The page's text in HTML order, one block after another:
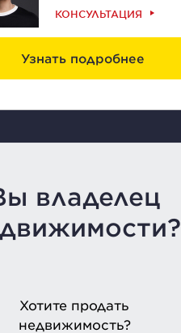
КОНСУЛЬТАЦИЯ
Узнать подробнее
владелец
Хотите продать
недвижимость?